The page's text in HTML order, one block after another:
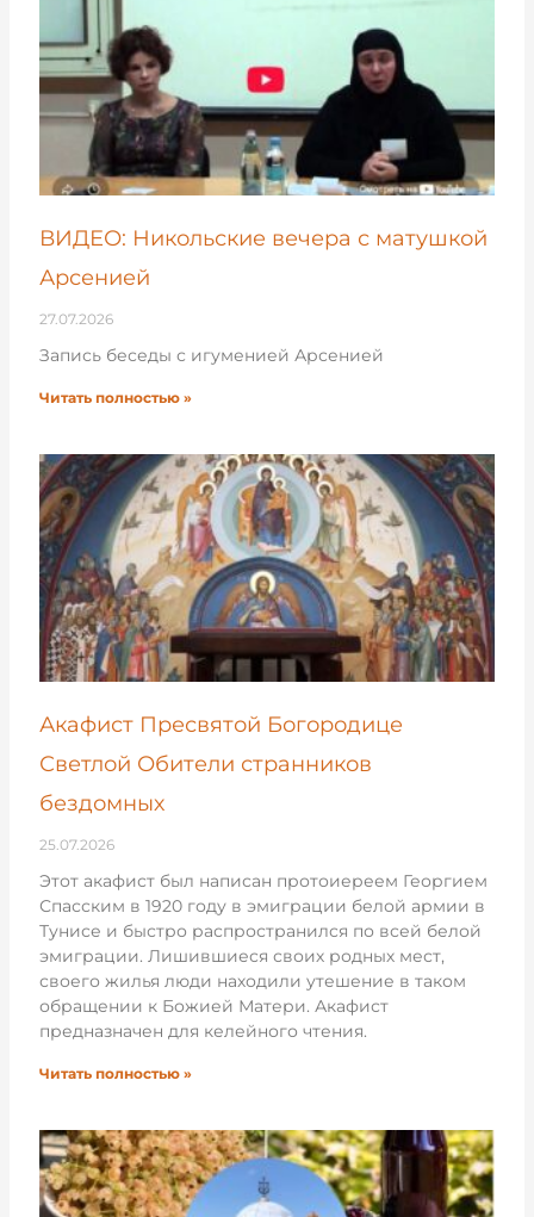
ВИДЕО: Никольские вечера с матушкой
Арсенией
27.07.2026
Запись беседы с игуменией Арсенией
Читать полностью »
Акафист Пресвятой Богородице
Светлой Обители странников
бездомных
25.07.2026
Этот акафист был написан протоиереем Георгием
Спасским в 1920 году в эмиграции белой армии в
Тунисе и быстро распространился по всей белой
эмиграции. Лишившиеся своих родных мест,
своего жилья люди находили утешение в таком
обращении к Божией Матери. Акафист
предназначен для келейного чтения.
Читать полностью »